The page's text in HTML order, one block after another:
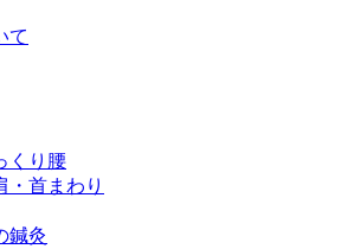
て
くり腰
・首まわり
鍼灸